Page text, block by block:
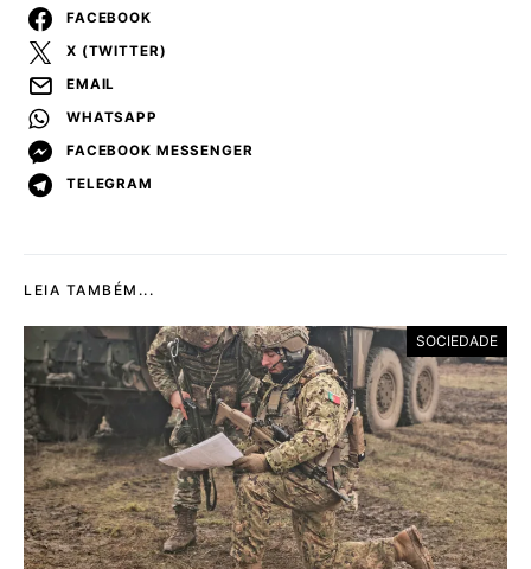
FACEBOOK
X (TWITTER)
EMAIL
WHATSAPP
FACEBOOK MESSENGER
TELEGRAM
LEIA TAMBÉM...
SOCIEDADE